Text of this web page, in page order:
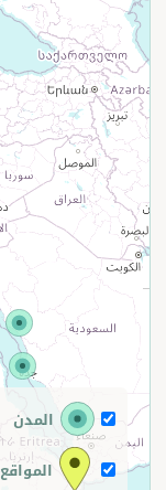
المدن
المواقع